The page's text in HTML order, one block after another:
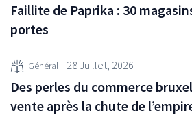
Faillite de Paprika : 30
portes
Général 28 Juillet, 2026
Des perles du commerce
vente après la chute de